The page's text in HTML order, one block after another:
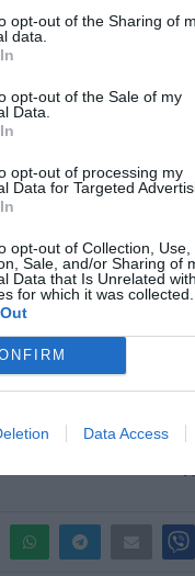
opt-out of the Sharing of
data.
opt-out of the Sale of my
Data.
opt-out of processing my
Data for Targeted
opt-out of Collection, Use,
Sale, and/or Sharing of
Data that Is Unrelated
for which it was collected.
Data Access